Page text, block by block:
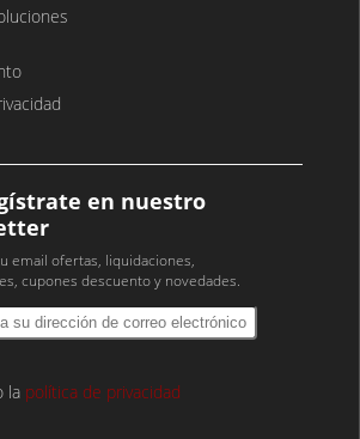
en nuestro
email ofertas, liquidaciones,
cupones descuento y novedades.
la política de privacidad